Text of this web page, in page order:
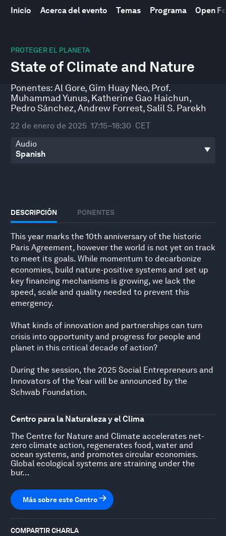
Inicio Acerca del evento Temas Programa Open
PROTEGER EL PLANETA
State of Climate and Nature
Ponentes:Al Gore, Gim Huay Neo, Prof.
Muhammad Yunus, Katherine Gao Haichun,
Pedro Sánchez,Andrew Forrest,Salil S. Parekh
22 de enero de 2025 17:15–18:30 CET
Audio
DESCRIPCIÓN PONENTES
This year marks the 10th anniversary of the historic
Paris Agreement, however the world is not yet on track
to meet its goals. While momentum to decarbonize
economies, build nature-positive systems and set up
key financing mechanisms is growing, we lack the
speed, scale and quality needed to prevent this
emergency.
What kinds of innovation and partnerships can turn
crisis into opportunity and progress for people and
planet in this critical decade of action?
During the session, the 2025 Social Entrepreneurs and
Innovators of the Year will be announced by the
Schwab Foundation.
Centro para la Naturaleza y el Clima
The Centre for Nature and Climate accelerates net-
zero climate action, regenerates food, water and
ocean systems, and promotes circular economies.
Global ecological systems are straining under the
bur...
Más sobre este Centro
COMPARTIR CHARLA
seconds
1
hour,
minutes,
52
seconds